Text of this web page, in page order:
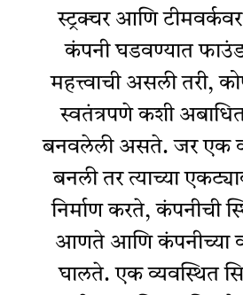
स्ट्रक्चर आणि टीमवर्कवर
कंपनी घडवण्यात
महत्त्वाची असली तरी,
स्वतंत्रपणे कशी
बनवलेली असते. जर एक
बनली तर त्याच्या
निर्माण करते, कंपनीची
आणते आणि कंपनीच्या
घालते. एक व्यवस्थित